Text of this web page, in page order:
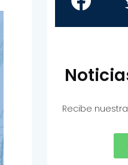
Recibe